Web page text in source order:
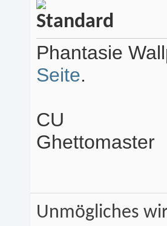
Phantasie
Seite.
CU
Ghettomaster
Unmögliches